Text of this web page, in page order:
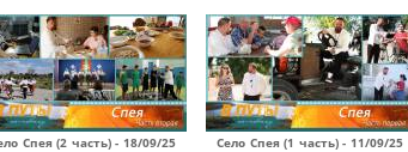
Спея (2 часть) - 18/09/25 Село Спея (1 часть) - 11/09/25